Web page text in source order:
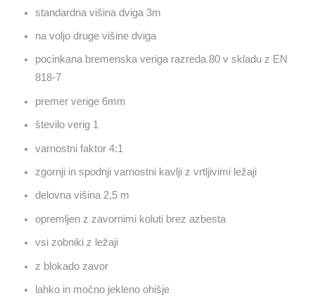
standardna višina dviga 3m
na voljo druge višine dviga
pocinkana bremenska veriga razreda 80 v skladu z EN
818-7
premer verige 6mm
število verig 1
varnostni faktor 4:1
zgornji in spodnji varnostni kavlji z vrtljivimi ležaji
delovna višina 2,5 m
opremljen z zavornimi koluti brez azbesta
vsi zobniki z ležaji
z blokado zavor
lahko in močno jekleno ohišje